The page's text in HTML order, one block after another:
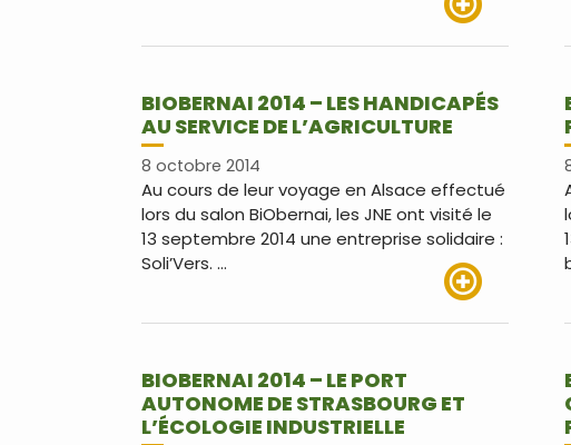
BIOBERNAI 2014 – LES HANDICAPÉS
AU SERVICE DE L’AGRICULTURE
8 octobre 2014
Au cours de leur voyage en Alsace effectué
lors du salon BiObernai, les JNE ont visité le
13 septembre 2014 une entreprise solidaire :
Soli’Vers. …
BIOBERNAI 2014 – LE PORT
AUTONOME DE STRASBOURG ET
L’ÉCOLOGIE INDUSTRIELLE